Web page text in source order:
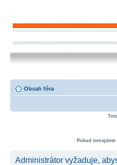
Obsah fóra
Pokud
Administrátor vyžaduje,